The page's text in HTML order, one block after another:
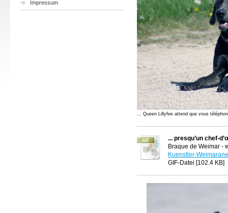
Impressum
... Queen Lillyfee attend que vous
... presqu’un chef-
Braque de Weimar -
Kuenstler-
GIF-Datei [102.4 KB]